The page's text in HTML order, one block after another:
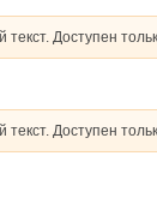
текст. Доступен
текст. Доступен